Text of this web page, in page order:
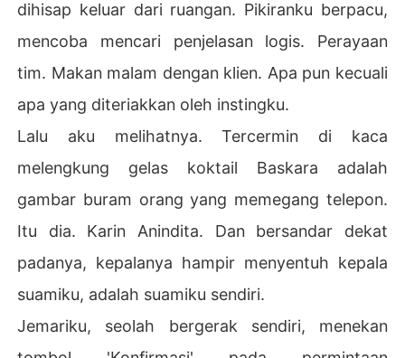
dihisap keluar dari ruangan. Pikiranku berpacu,
mencoba mencari penjelasan logis. Perayaan
tim. Makan malam dengan klien. Apa pun kecuali
apa yang diteriakkan oleh instingku.
Lalu aku melihatnya. Tercermin di kaca
melengkung gelas koktail Baskara adalah
gambar buram orang yang memegang telepon.
Itu dia. Karin Anindita. Dan bersandar dekat
padanya, kepalanya hampir menyentuh kepala
suamiku, adalah suamiku sendiri.
Jemariku, seolah bergerak sendiri, menekan